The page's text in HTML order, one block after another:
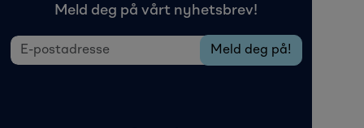
Meld deg på vårt nyhetsbrev!